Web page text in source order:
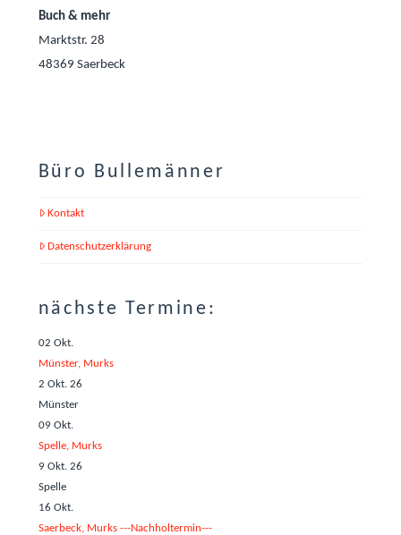
Buch &mehr
Marktstr. 28
48369 Saerbeck
Büro Bullemänner
Kontakt
Datenschutzerklärung
nächste Termine:
02 Okt.
Münster, Murks
2 Okt. 26
Münster
09 Okt.
Spelle, Murks
9 Okt. 26
Spelle
16 Okt.
Saerbeck, Murks ---Nachholtermin---